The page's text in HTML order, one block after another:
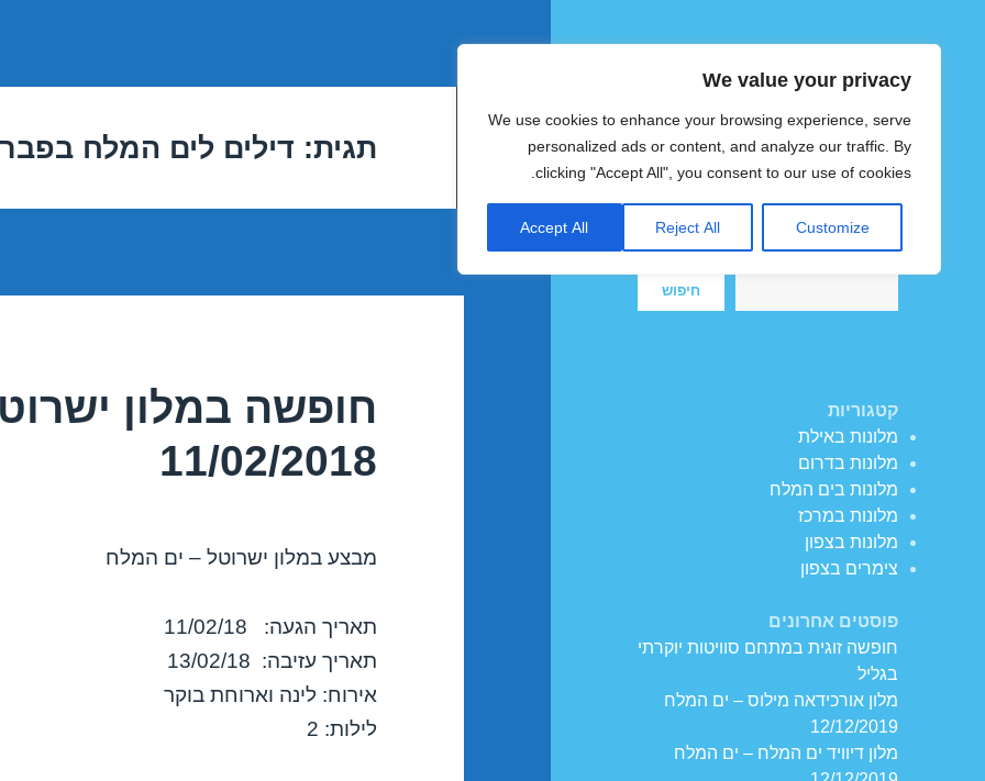
We value your privacy
We use cookies to enhance your browsing experience, serve
personalized ads or content, and analyze our traffic. By
clicking "Accept All", you consent to our use of cookies.
Customize
Reject All
Accept All
צימרים ומלונות זולים בישראל
חיפוש
חיפוש
קטגוריות
מלונות באילת
מלונות בדרום
מלונות בים המלח
מלונות במרכז
מלונות בצפון
צימרים בצפון
פוסטים אחרונים
חופשה זוגית במתחם סוויטות יוקרתי
בגליל
מלון אורכידאה מילוס – ים המלח
12/12/2019
מלון דיוויד ים המלח – ים המלח
תגית: דילים לים המלח
חופשה במלון
11/02/2018
מבצע במלון ישרוטל – ים המלח
תאריך הגעה: 11/02/18
תאריך עזיבה: 13/02/18
אירוח: לינה וארוחת בוקר
לילות: 2